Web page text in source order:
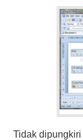
HASIL
Tidak